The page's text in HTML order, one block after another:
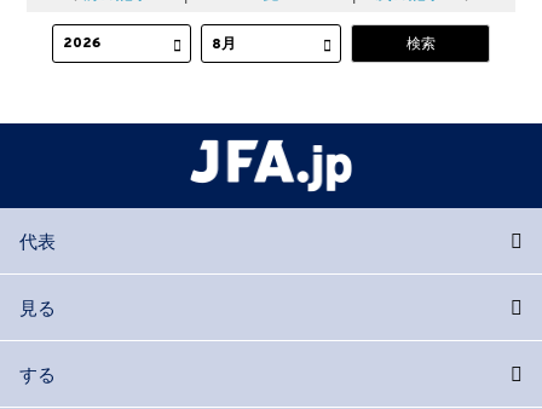
代表
見る
する